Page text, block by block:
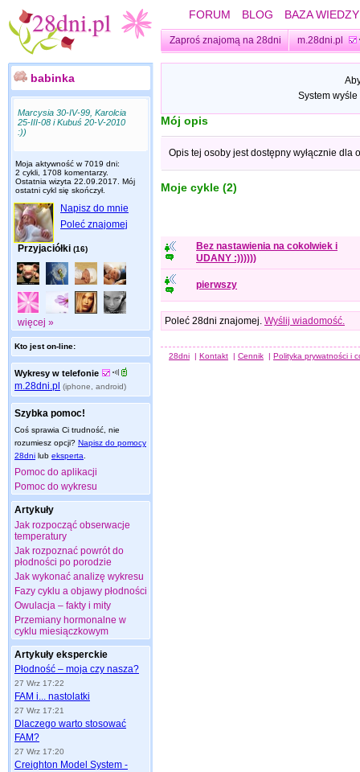
FORUM BLOG BAZA WIEDZY
Zaproś znajomą na 28dni m.28dni.pl
babinka
Marcysia 30-IV-99, Karolcia
25-III-08 i Kubuś 20-V-2010
:))
Moja aktywność w 7019 dni:
2 cykli, 1708 komentarzy.
Ostatnia wizyta 22.09.2017 . Mój
ostatni cykl się skończył.
Napisz do mnie
Poleć znajomej
Przyjaciółki (16)
więcej »
Kto jest on-line:
Wykresy w telefonie
m.28dni.pl (iphone, android)
Szybka pomoc!
Coś sprawia Ci trudność, nie
rozumiesz opcji? Napisz do pomocy
28dni lub eksperta
Pomoc do aplikacji
Pomoc do wykresu
Artykuły
Jak rozpocząć obserwacje
temperatury
Jak rozpoznać powrót do
płodności po porodzie
Jak wykonać analizę wykresu
Fazy cyklu a objawy płodności
Owulacja – fakty i mity
Przemiany hormonalne w
cyklu miesiączkowym
Artykuły eksperckie
Płodność – moja czy nasza?
27 Wrz 17:22
FAM i... nastolatki
27 Wrz 17:21
Dlaczego warto stosować
FAM?
27 Wrz 17:20
Creighton Model System -
System
Mój opis
Opis tej osoby jest dostępny wyłącznie dla
Moje cykle (2)
Bez nastawienia na cokolwiek i
UDANY :))))))
pierwszy
Poleć 28dni znajomej. Wyślij wiadomość.
28dni | Kontakt | Cennik | Polityka prywatności i